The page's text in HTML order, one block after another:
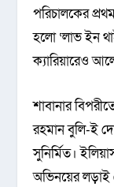
পরিচালকের
হলো ‘লাভ ইন
ক্যারিয়ারেও
শাবানার
রহমান বুলি-ই
সুনির্মিত।
অভিনয়ের লড়াই